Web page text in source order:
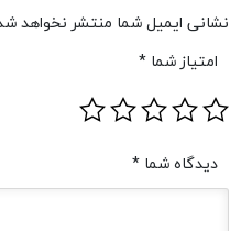
نشانی ایمیل شما منتشر نخواهد
امتیاز شما *
دیدگاه شما *